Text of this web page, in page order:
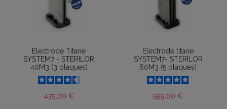
Electrode Titane
SYSTEM7 - STERILOR
40M3 (3 plaques)
479,00 €
Electrode titane
SYSTEM7- STERILOR
60M3 (5 plaques)
599,00 €